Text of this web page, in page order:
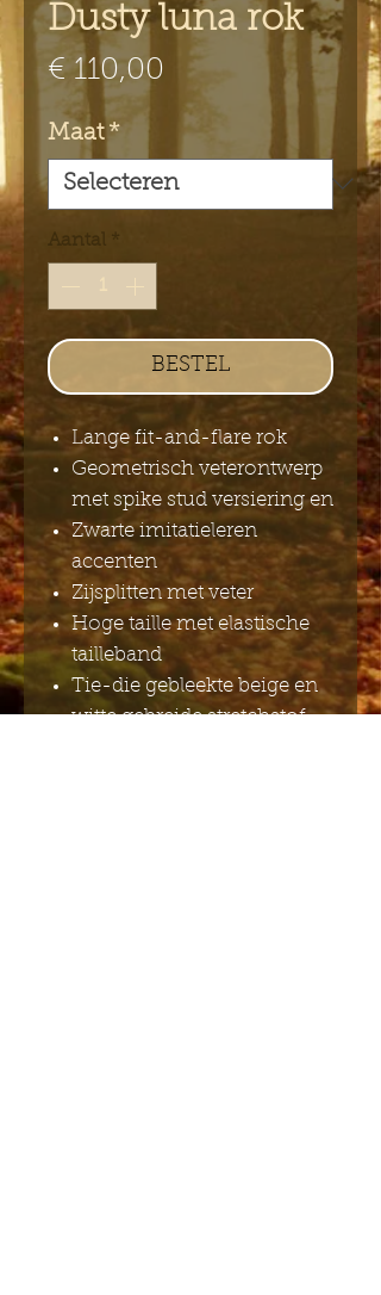
Dusty luna rok
€ 110,00 Prijs
Maat *
Aantal *
BESTEL
Lange fit-and-flare rok
Geometrisch veterontwerp
met spike stud versiering en
Zwarte imitatieleren
accenten
Zijsplitten met veter
Hoge taille met elastische
tailleband
Tie-die gebleekte beige en
witte gebreide stretchstof